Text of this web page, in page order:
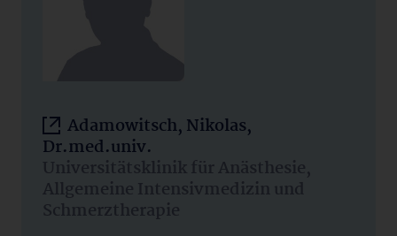
Adamowitsch, Nikolas,
Dr.med.univ.
Universitätsklinik für Anästhesie,
Allgemeine Intensivmedizin und
Schmerztherapie